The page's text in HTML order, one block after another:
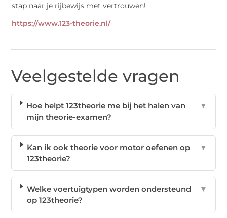
stap naar je rijbewijs met vertrouwen!
https://www.123-theorie.nl/
Veelgestelde vragen
Hoe helpt 123theorie me bij het halen van
mijn theorie-examen?
▼
Kan ik ook theorie voor motor oefenen op
123theorie?
▼
Welke voertuigtypen worden ondersteund
op 123theorie?
▼